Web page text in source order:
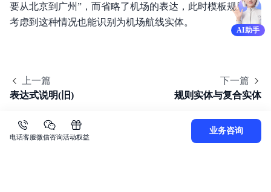
要从北京到广州”，而省略了机场的表达，此时模板规则要
考虑到这种情况也能识别为机场航线实体。
上一篇
表达式说明(旧)
下一篇
规则实体与复合实体
AI助手
电话客服微信咨询活动权益
业务咨询